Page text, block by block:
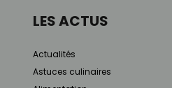
LES ACTUS
Actualités
Astuces culinaires